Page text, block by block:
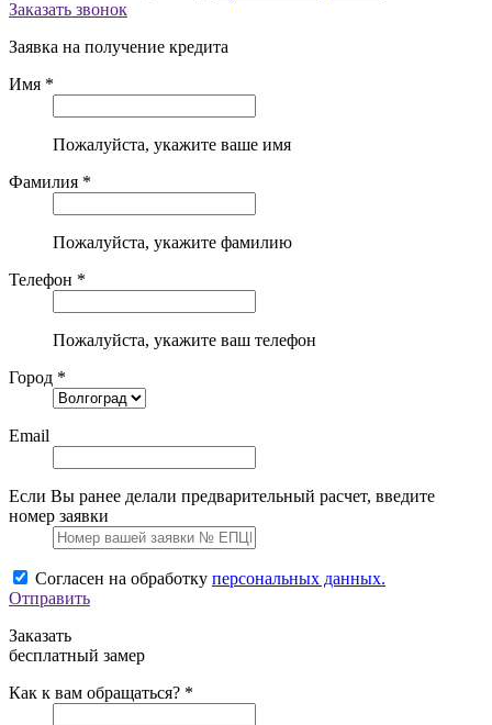
Заказать звонок
Заявка на получение кредита
Имя *
Пожалуйста, укажите ваше имя
Фамилия *
Пожалуйста, укажите фамилию
Телефон *
Пожалуйста, укажите ваш телефон
Город *
Email
Если Вы ранее делали предварительный расчет, введите
номер заявки
Согласен на обработку персональных данных.
Отправить
Заказать
бесплатный замер
Как к вам обращаться? *